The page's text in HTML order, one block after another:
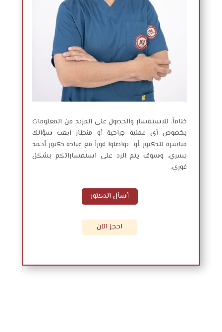
ختاماً، للاستفسار والحصول على المزيد من المعلومات
بخصوص أى عملية جراحية أو منظار ابعت سؤالك
مباشرة للدكتور ،أو تواصلوا فوراً مع عيادة دكتور أحمد
يسري، وسوف يتم الرد على استفساراتكم بشكل
فوري.
أسأل الدكتور
احجز الآن